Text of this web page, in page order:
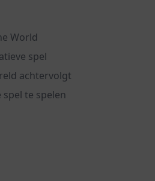
World
spel
achtervolgt
te spelen